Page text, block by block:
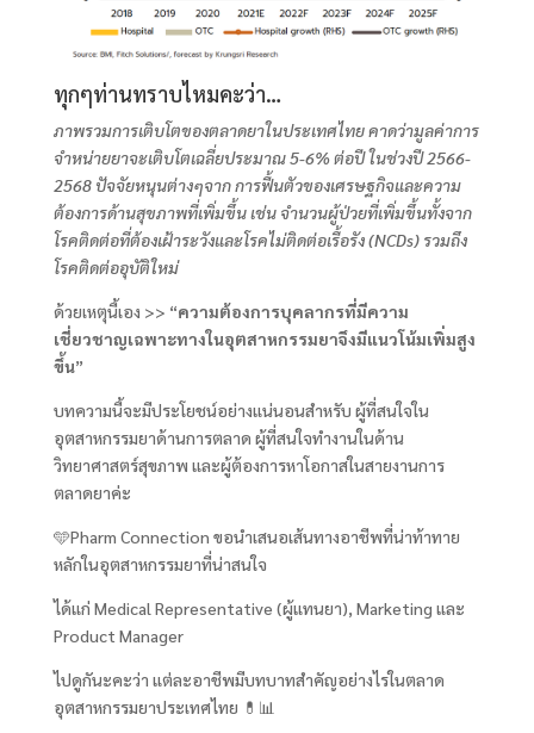
ทุกๆท่านทราบไหมคะว่า…
ภาพรวมการเติบโตของตลาดยาในประเทศไทย คาดว่ามูลค่าการ
จำหน่ายยาจะเติบโตเฉลี่ยประมาณ 5-6% ต่อปี ในช่วงปี 2566-
2568 ปัจจัยหนุนต่างๆจาก การฟื้นตัวของเศรษฐกิจและความ
ต้องการด้านสุขภาพที่เพิ่มขึ้น เช่น จำนวนผู้ป่วยที่เพิ่มขึ้นทั้งจาก
โรคติดต่อที่ต้องเฝ้าระวังและโรคไม่ติดต่อเรื้อรัง (NCDs) รวมถึง
โรคติดต่ออุบัติใหม่
ด้วยเหตุนี้เอง >> “ความต้องการบุคลากรที่มีความ
เชี่ยวชาญเฉพาะทางในอุตสาหกรรมยาจึงมีแนวโน้มเพิ่มสูง
ขึ้น”
บทความนี้จะมีประโยชน์อย่างแน่นอนสำหรับ ผู้ที่สนใจใน
อุตสาหกรรมยาด้านการตลาด ผู้ที่สนใจทำงานในด้าน
วิทยาศาสตร์สุขภาพ และผู้ต้องการหาโอกาสในสายงานการ
ตลาดยาค่ะ
🩵Pharm Connection ขอนำเสนอเส้นทางอาชีพที่น่าท้าทาย
หลักในอุตสาหกรรมยาที่น่าสนใจ
ได้แก่ Medical Representative (ผู้แทนยา), Marketing และ
Product Manager
ไปดูกันะคะว่า แต่ละอาชีพมีบทบาทสำคัญอย่างไรในตลาด
อุตสาหกรรมยาประเทศไทย 💊📊